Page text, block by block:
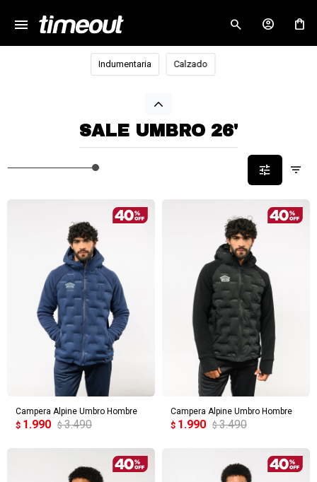
menu
Indumentaria Calzado
SALE UMBRO 26'
Campera Alpine Umbro Hombre
$ 1.990 $ 3.490
Campera Alpine Umbro Hombre
$ 1.990 $ 3.490